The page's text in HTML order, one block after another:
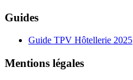
Guides
Guide TPV Hôtellerie 2025
Mentions légales